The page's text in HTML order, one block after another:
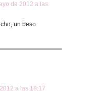
de 2012 a las
un beso.
a las 18:17